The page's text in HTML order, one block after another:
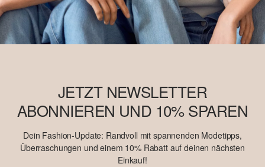
JETZT NEWSLETTER
ABONNIEREN UND 10% SPAREN
Dein Fashion-Update: Randvoll mit spannenden Modetipps,
Überraschungen und einem 10% Rabatt auf deinen nächsten
Einkauf!